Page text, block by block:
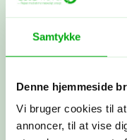
Samtykke
Denne hjemmeside
Vi bruger cookies til
annoncer, til at vise